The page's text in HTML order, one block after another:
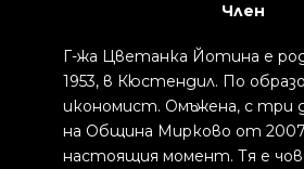
Член
Г-жа Цветанка Йотина е
1953, в Кюстендил. По
икономист. Омъжена, с три
на Община Мирково от 2007
настоящия момент. Тя е